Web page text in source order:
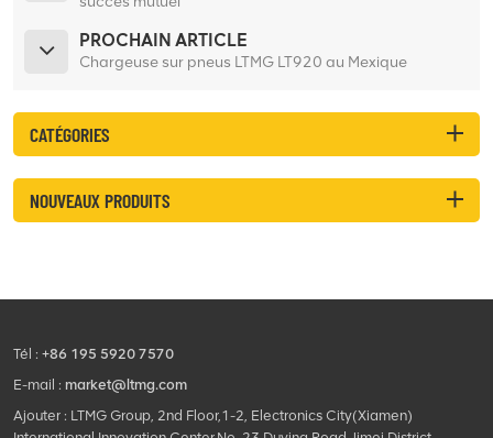
PROCHAIN ARTICLE
Chargeuse sur pneus LTMG LT920 au Mexique
CATÉGORIES
NOUVEAUX PRODUITS
Tél : +86 195 5920 7570
E-mail : market@ltmg.com
Ajouter : LTMG Group, 2nd Floor,1-2, Electronics City(Xiamen)